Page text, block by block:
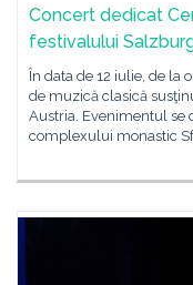
Concert dedicat
festivalului
În data de 12 iulie, de la
de muzică clasică
Austria. Evenimentul se
complexului monastic